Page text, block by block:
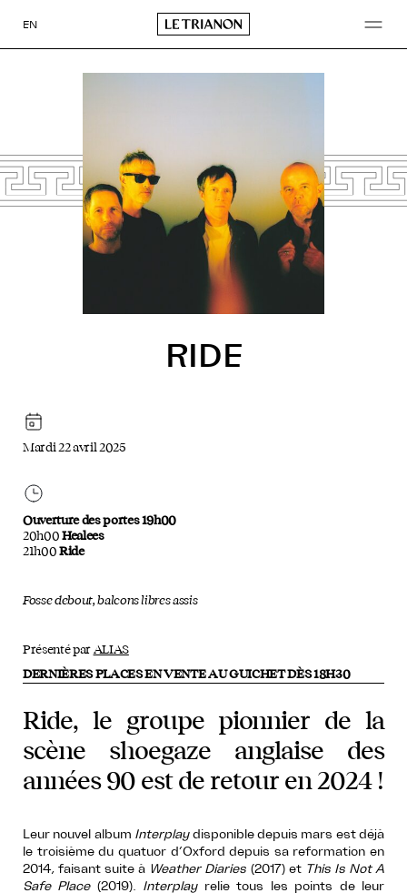
auEN
RIDE
Ride, le groupe pionnier de la
scène shoegaze anglaise des
années 90 est de retour en 2024 !
Leur nouvel album Interplaydisponible depuis mars est déjà
le troisième du quatuor d’Oxford depuis sa reformation en
2014, faisant suite à Weather Diaries (2017) et This Is Not A
Safe Place(2019). Interplayrelie tous les points de leur
Mardi 22 avril 2025
Ouverture des portes 19h00
20h00 Healees
21h00 Ride
Fosse debout, balcons libres assis
Présenté par ALIAS
DERNIÈRES PLACES EN VENTE AU GUICHET DÈS 18H30